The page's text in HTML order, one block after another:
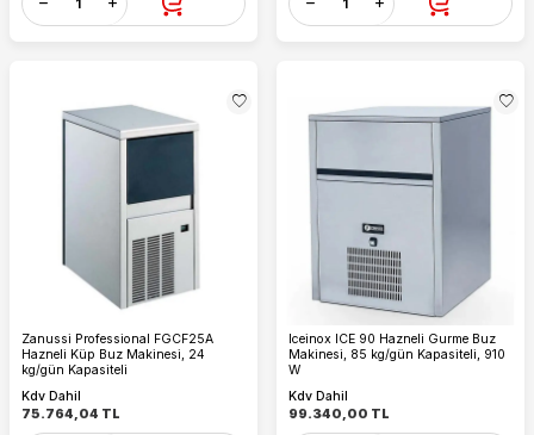
Zanussi Professional FGCF25A
Hazneli Küp Buz Makinesi, 24
kg/gün Kapasiteli
Kdv Dahil
75.764,04 TL
Iceinox ICE 90 Hazneli Gurme Buz
Makinesi, 85 kg/gün Kapasiteli, 910
W
Kdv Dahil
99.340,00 TL